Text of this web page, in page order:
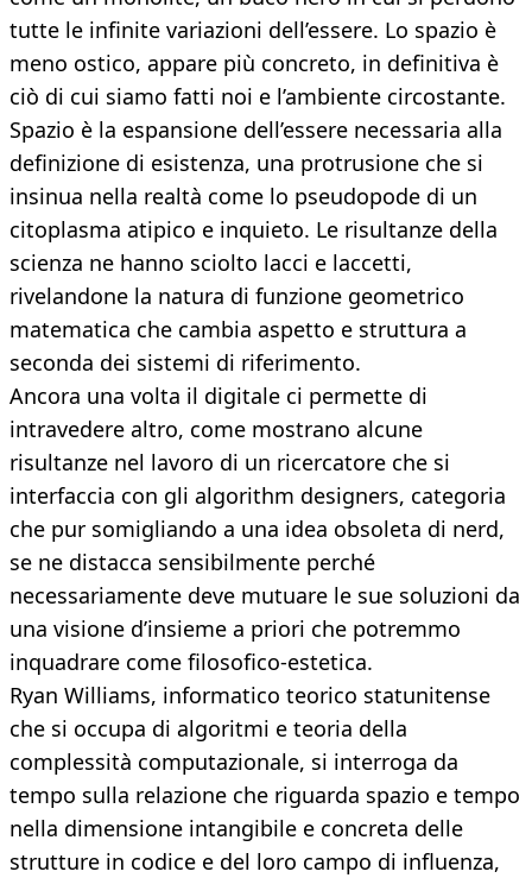
tutte le infinite variazioni dell’essere. Lo spazio è
meno ostico, appare più concreto, in definitiva è
ciò di cui siamo fatti noi e l’ambiente circostante.
Spazio è la espansione dell’essere necessaria alla
definizione di esistenza, una protrusione che si
insinua nella realtà come lo pseudopode di un
citoplasma atipico e inquieto. Le risultanze della
scienza ne hanno sciolto lacci e laccetti,
rivelandone la natura di funzione geometrico
matematica che cambia aspetto e struttura a
seconda dei sistemi di riferimento.
Ancora una volta il digitale ci permette di
intravedere altro, come mostrano alcune
risultanze nel lavoro di un ricercatore che si
interfaccia con gli algorithm designers, categoria
che pur somigliando a una idea obsoleta di nerd,
se ne distacca sensibilmente perché
necessariamente deve mutuare le sue soluzioni da
una visione d’insieme a priori che potremmo
inquadrare come filosofico-estetica.
Ryan Williams, informatico teorico statunitense
che si occupa di algoritmi e teoria della
complessità computazionale, si interroga da
tempo sulla relazione che riguarda spazio e tempo
nella dimensione intangibile e concreta delle
strutture in codice e del loro campo di influenza,